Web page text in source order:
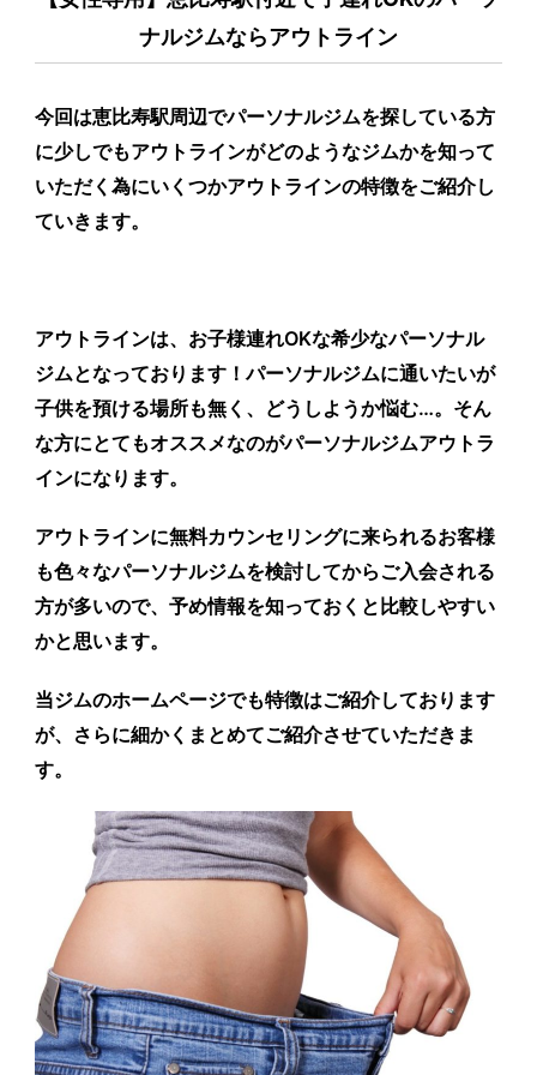
ナルジムならアウトライン
今回は恵比寿駅周辺でパーソナルジムを探している方
に少しでもアウトラインがどのようなジムかを知って
いただく為にいくつかアウトラインの特徴をご紹介し
ていきます。
アウトラインは、お子様連れOKな希少なパーソナル
ジムとなっております！パーソナルジムに通いたいが
子供を預ける場所も無く、どうしようか悩む…。そん
な方にとてもオススメなのがパーソナルジムアウトラ
インになります。
アウトラインに無料カウンセリングに来られるお客様
も色々なパーソナルジムを検討してからご入会される
方が多いので、予め情報を知っておくと比較しやすい
かと思います。
当ジムのホームページでも特徴はご紹介しております
が、さらに細かくまとめてご紹介させていただきま
す。